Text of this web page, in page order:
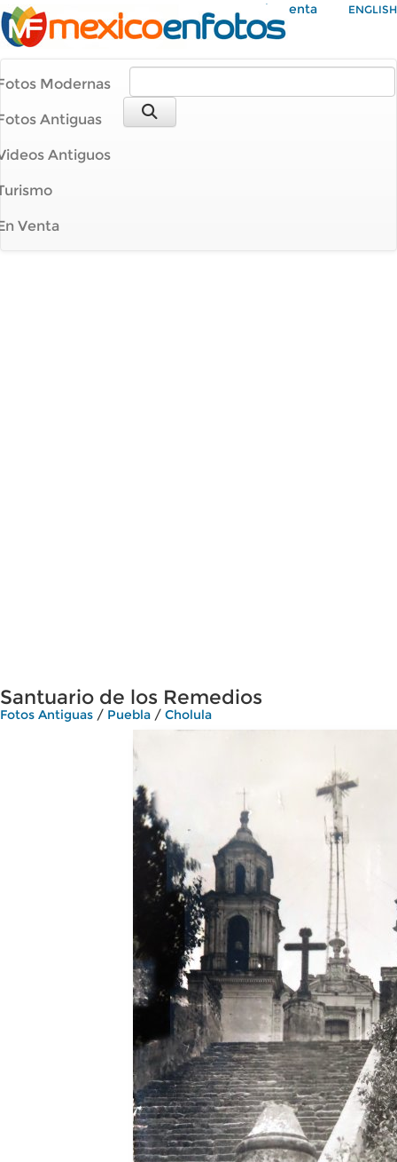
Mi Cuenta ENGLISH
Modernas
Antiguas
Antiguos
Venta
Santuario de los Remedios
Fotos Antiguas / Puebla / Cholula